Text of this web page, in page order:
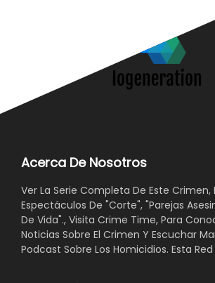
Acerca De Nosotros
Ver La Serie Completa De Este
Espectáculos De "Corte", "Parejas
De Vida"., Visita Crime Time, Para
Noticias Sobre El Crimen Y Escuchar
Podcast Sobre Los Homicidios. Esta